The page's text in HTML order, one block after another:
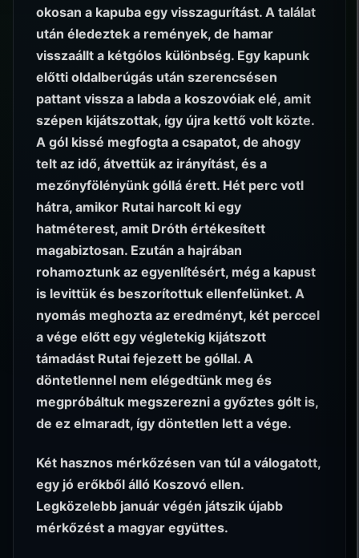
okosan a kapuba egy visszagurítást. A találat
után éledeztek a remények, de hamar
visszaállt a kétgólos különbség. Egy kapunk
előtti oldalberúgás után szerencsésen
pattant vissza a labda a koszovóiak elé, amit
szépen kijátszottak, így újra kettő volt közte.
A gól kissé megfogta a csapatot, de ahogy
telt az idő, átvettük az irányítást, és a
mezőnyfölényünk góllá érett. Hét perc votl
hátra, amikor Rutai harcolt ki egy
hatméterest, amit Dróth értékesített
magabiztosan. Ezután a hajrában
rohamoztunk az egyenlítésért, még a kapust
is levittük és beszorítottuk ellenfelünket. A
nyomás meghozta az eredményt, két perccel
a vége előtt egy végletekig kijátszott
támadást Rutai fejezett be góllal. A
döntetlennel nem elégedtünk meg és
megpróbáltuk megszerezni a győztes gólt is,
de ez elmaradt, így döntetlen lett a vége.
Két hasznos mérkőzésen van túl a válogatott,
egy jó erőkből álló Koszovó ellen.
Legközelebb január végén játszik újabb
mérkőzést a magyar együttes.